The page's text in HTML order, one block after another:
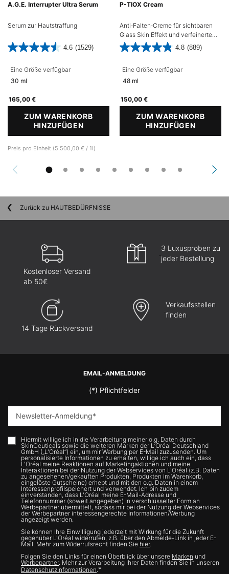
A.G.E. Interrupter Ultra Serum
Serum zur Hautstraffung
4.6 (1529)
Eine Größe verfügbar
30 ml
165,00 €
ZUM WARENKORB
HINZUFÜGEN A.G.E. INTERRUPTER ULTRA SERUM
Preis pro Einheit (5.500,00 € / 1l)
P-TIOX Cream
Anti‑Falten‑Creme für sichtbaren
Glass Skin Effekt und verfeinerte
Poren
4.8 (889)
Eine Größe verfügbar
48 ml
150,00 €
ZUM WARENKORB
HINZUFÜGEN
Zurück zu HAUTBEDÜRFNISSE
Kostenloser Versand
ab 50€
3 Luxusproben zu
jeder Bestellung
14 Tage Rückversand
Verkaufsstellen
finden
EMAIL-ANMELDUNG
(*) Pflichtfelder
Newsletter-Anmeldung*
Hiermit willige ich in die Verarbeitung meiner o.g. Daten durch
SkinCeuticals sowie die weiteren Marken der L’Oréal Deutschland
GmbH („L'Oréal“) ein, um mir Werbung per E-Mail zuzusenden. Um
personalisierte Informationen zu erhalten, willige ich auch ein, dass
L'Oréal meine Reaktionen auf Marketingaktionen und meine
Interaktionen bei der Nutzung der Webservices von L'Oréal (z.B. Daten
zu angesehenen/gekauften Produkten, Produkten im Warenkorb,
eingelöste Gutscheine) erhebt und mit den o.g. Daten in einem
Interessenprofilspeichert und verwendet. Ich bin zudem
einverstanden, dass L'Oréal meine E-Mail-Adresse und
Telefonnummer (soweit angegeben) in verschlüsselter Form an
Werbepartner übermittelt, sodass mir bei der Nutzung der Webservices
der Werbepartner interessengerechte Informationen/Werbung
angezeigt werden.
Sie können Ihre Einwilligung jederzeit mit Wirkung für die Zukunft
gegenüber L'Oréal widerrufen, z.B. über den Abmelde-Link in jeder E-
Mail. Mehr zum Widerrufsrecht finden Sie hier.
Folgen Sie den Links für einen Überblick über unsere Marken und
Werbepartner. Mehr zur Verarbeitung Ihrer Daten finden Sie in unseren
Datenschutzinformationen *